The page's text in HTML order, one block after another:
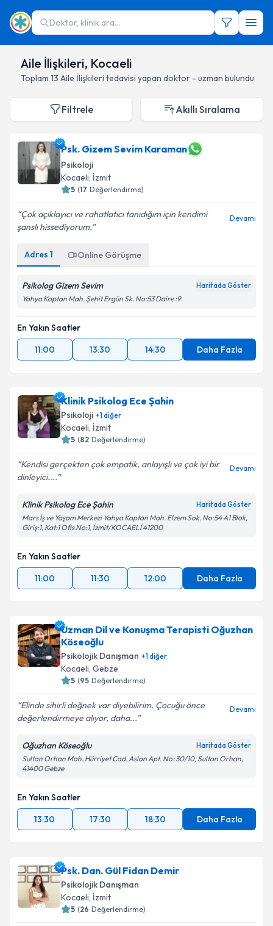
Doktor, klinik ara...
Aile İlişkileri, Kocaeli
Toplam 13 Aile İlişkileri tedavisi yapan doktor - uzman bulundu
Filtrele Akıllı Sıralama
Psk. Gizem Sevim Karaman
Psikoloji
Kocaeli, İzmit
5 (17 Değerlendirme)
Çok açıklayıcı ve rahatlatıcı tanıdığım için kendimi
şanslı hissediyorum.
Devamı
Adres 1 Online Görüşme
Psikolog Gizem Sevim Haritada Göster
Yahya Kaptan Mah. Şehit Ergün Sk. No:53 Daire :9
En Yakın Saatler
11:00
13:30 14:30 Daha Fazla
Klinik Psikolog Ece Şahin
Psikoloji +1diğer
Kocaeli, İzmit
5 (82 Değerlendirme)
Kendisi gerçekten çok empatik, anlayışlı ve çok iyi bir
dinleyici....
Devamı
Klinik Psikolog Ece Şahin Haritada Göster
Mars İş ve Yaşam Merkezi Yahya Kaptan Mah. Elzem Sok. No:54 A1 Blok,
Giriş:1, Kat:1 Ofis No:1, İzmit/KOCAELİ 41200
En Yakın Saatler
11:00
11:30 12:00 Daha Fazla
Uzman Dil ve Konuşma Terapisti Oğuzhan
Köseoğlu
Psikolojik Danışman +1diğer
Kocaeli, Gebze
5 (95 Değerlendirme)
Elinde sihirli değnek var diyebilirim. Çocuğu önce
değerlendirmeye alıyor, daha...
Devamı
Oğuzhan Köseoğlu Haritada Göster
Sultan Orhan Mah. Hürriyet Cad. Aslan Apt. No: 30/10, Sultan Orhan,
41400 Gebze
En Yakın Saatler
13:30
17:30 18:30 Daha Fazla
Psk. Dan. Gül Fidan Demir
Psikolojik Danışman
Kocaeli, İzmit
5 (26 Değerlendirme)